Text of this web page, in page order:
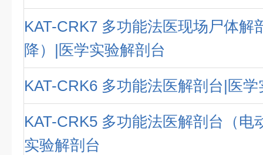
KAT-CRK7 多功能法医现场尸体解
降）|医学实验解剖台
KAT-CRK6 多功能法医解剖台|医
KAT-CRK5 多功能法医解剖台（电
实验解剖台